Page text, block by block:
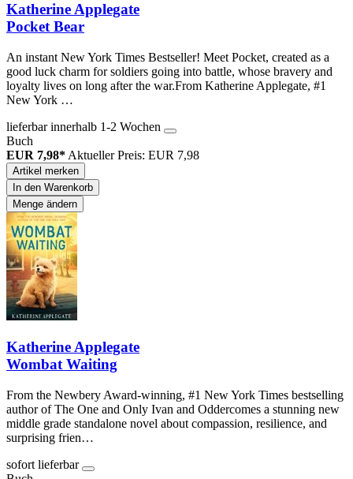
Katherine Applegate
Pocket Bear
An instant New York Times Bestseller! Meet Pocket, created as a
good luck charm for soldiers going into battle, whose bravery and
loyalty lives on long after the war.From Katherine Applegate, #1
New York …
lieferbar innerhalb 1-2 Wochen
Buch
EUR 7,98* Aktueller Preis: EUR 7,98
Artikel merken
In den Warenkorb
Menge ändern
Katherine Applegate
Wombat Waiting
From the Newbery Award-winning, #1 New York Times bestselling
author of The One and Only Ivan and Oddercomes a stunning new
middle grade standalone novel about compassion, resilience, and
surprising frien…
sofort lieferbar